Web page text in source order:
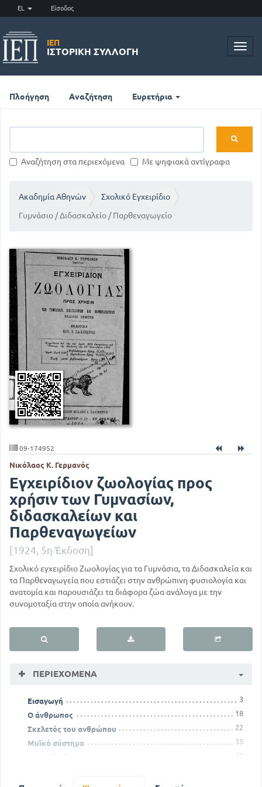
EL Είσοδος
ΙΕΠ
ΙΣΤΟΡΙΚΉ ΣΥΛΛΟΓΉ
Πλοήγηση Αναζήτηση Ευρετήρια
Αναζήτηση στα περιεχόμενα Με ψηφιακά αντίγραφα
Ακαδημία Αθηνών
Σχολικό Εγχειρίδιο
Γυμνάσιο / Διδασκαλείο / Παρθεναγωγείο
09-174952
Νικόλαος Κ. Γερμανός
Εγχειρίδιον ζωολογίας προς
χρήσιν των Γυμνασίων,
διδασκαλείων και
Παρθεναγωγείων
[1924, 5η Έκδοση]
Σχολικό εγχειρίδιο Ζωολογίας για τα Γυμνάσια, τα Διδασκαλεία και
τα Παρθεναγωγεία που εστιάζει στην ανθρώπινη φυσιολογία και
ανατομία και παρουσιάζει τα διάφορα ζώα ανάλογα με την
συνομοταξία στην οποία ανήκουν.
ΠΕΡΙΕΧΌΜΕΝΑ
Εισαγωγή
3
Ο άνθρωπος
18
Σκελετός του ανθρώπου
22
Μυϊκό σύστημα
35
Πεπτικό σύστημα
40
Αναπνοή